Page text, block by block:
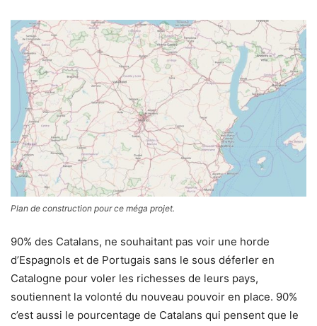
Plan de construction pour ce méga projet.
90% des Catalans, ne souhaitant pas voir une horde
d’Espagnols et de Portugais sans le sous déferler en
Catalogne pour voler les richesses de leurs pays,
soutiennent la volonté du nouveau pouvoir en place. 90%
c’est aussi le pourcentage de Catalans qui pensent que le